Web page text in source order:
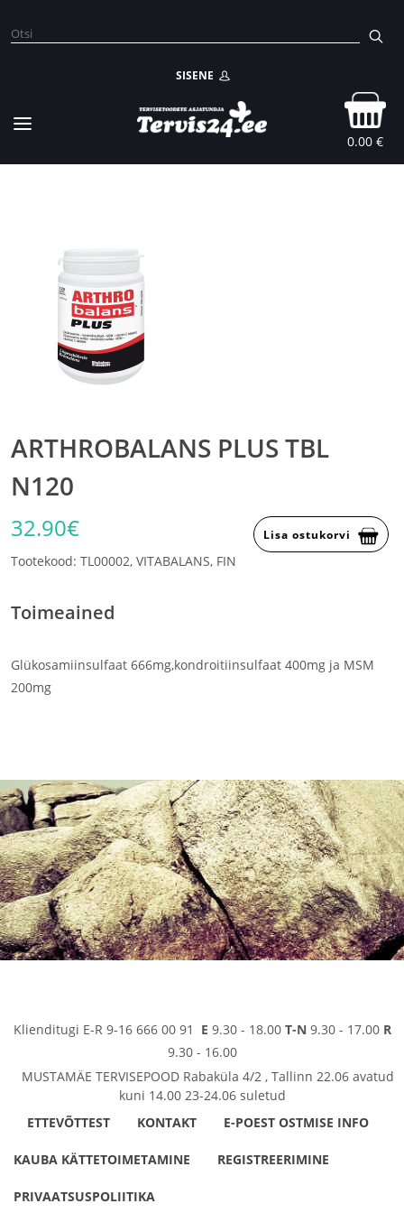
SISENE
0.00 €
ARTHROBALANS PLUS TBL
N120
32.90€ Lisa ostukorvi
Tootekood: TL00002, VITABALANS, FIN
Toimeained
Glükosamiinsulfaat 666mg,kondroitiinsulfaat 400mg ja MSM
200mg
Klienditugi E-R 9-16 666 00 91 E 9.30 - 18.00 T-N 9.30 - 17.00 R
9.30 - 16.00
MUSTAMÄE TERVISEPOOD Rabaküla 4/2 , Tallinn 22.06 avatud
kuni 14.00 23-24.06 suletud
ETTEVÕTTEST
KONTAKT E-POEST OSTMISE INFO
KAUBA KÄTTETOIMETAMINE REGISTREERIMINE
PRIVAATSUSPOLIITIKA